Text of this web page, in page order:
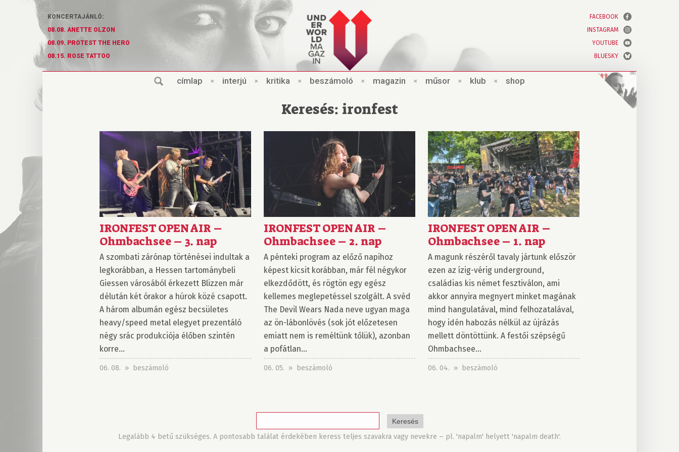
KONCERTAJÁNLÓ:
08.08. ANETTE OLZON
08.09. PROTEST THE HERO
08.15. ROSE TATTOO
FACEBOOK
INSTAGRAM
YOUTUBE
BLUESKY
címlap × interjú × kritika × beszámoló × magazin × műsor × klub × shop
Keresés: ironfest
IRONFEST OPEN AIR –
Ohmbachsee – 3. nap
A szombati zárónap történései indultak a
legkorábban, a Hessen tartománybeli
Giessen városából érkezett Blizzen már
délután két órakor a húrok közé csapott.
A három albumán egész becsületes
heavy/speed metal elegyet prezentáló
négy srác produkciója élőben szintén
korre...
06. 08. » beszámoló
IRONFEST OPEN AIR –
Ohmbachsee – 2. nap
A pénteki program az előző napihoz
képest kicsit korábban, már fél négykor
elkezdődött, és rögtön egy egész
kellemes meglepetéssel szolgált. A svéd
The Devil Wears Nada neve ugyan maga
az ön-lábonlövés (sok jót előzetesen
emiatt nem is reméltünk tőlük), azonban
a pofátlan...
06. 05. » beszámoló
IRONFEST OPEN AIR –
Ohmbachsee – 1. nap
A magunk részéről tavaly jártunk először
ezen az ízig-vérig underground,
családias kis német fesztiválon, ami
akkor annyira megnyert minket magának
mind hangulatával, mind felhozatalával,
hogy idén habozás nélkül az újrázás
mellett döntöttünk. A festői szépségű
Ohmbachsee...
06. 04. » beszámoló
Legalább 4 betű szükséges. A pontosabb találat érdekében keress teljes szavakra vagy nevekre – pl. 'napalm' helyett 'napalm death'.